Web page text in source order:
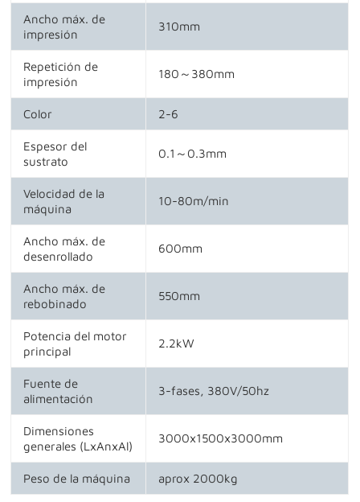
Ancho máx. de
impresión
310mm
Repetición de
impresión
180～380mm
Color 2-6
Espesor del
sustrato
0.1～0.3mm
Velocidad de la
máquina
10-80m/min
Ancho máx. de
desenrollado
600mm
Ancho máx. de
rebobinado
550mm
Potencia del motor
principal
2.2kW
Fuente de
alimentación
3-fases, 380V/50hz
Dimensiones
generales (LxAnxAl)
3000x1500x3000mm
Peso de la máquina aprox 2000kg